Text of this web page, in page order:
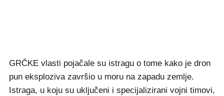
GRČKE vlasti pojačale su istragu o tome kako je dron
pun eksploziva završio u moru na zapadu zemlje.
Istraga, u koju su uključeni i specijalizirani vojni timovi,